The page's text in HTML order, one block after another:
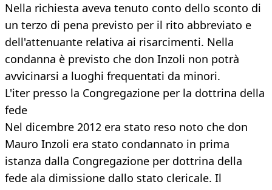
Nella richiesta aveva tenuto conto dello sconto di
un terzo di pena previsto per il rito abbreviato e
dell'attenuante relativa ai risarcimenti. Nella
condanna è previsto che don Inzoli non potrà
avvicinarsi a luoghi frequentati da minori.
L'iter presso la Congregazione per la dottrina della
fede
Nel dicembre 2012 era stato reso noto che don
Mauro Inzoli era stato condannato in prima
istanza dalla Congregazione per dottrina della
fede ala dimissione dallo stato clericale. Il